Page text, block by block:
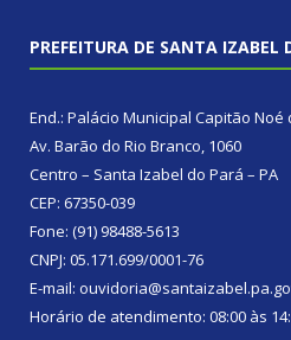
PREFEITURA DE SANTA IZABEL
End.: Palácio Municipal Capitão Noé
Av. Barão do Rio Branco, 1060
Centro – Santa Izabel do Pará – PA
CEP: 67350-039
Fone: (91) 98488-5613
CNPJ: 05.171.699/0001-76
E-mail:
Horário de atendimento: 08:00 às